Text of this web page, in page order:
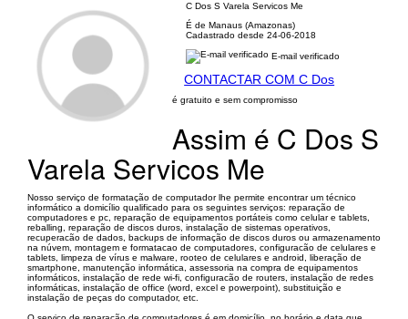
C Dos S Varela Servicos Me
É de Manaus (Amazonas)
Cadastrado desde 24-06-2018
E-mail verificado
CONTACTAR COM C Dos
é gratuito e sem compromisso
Assim é C Dos S
Varela Servicos Me
Nosso serviço de formatação de computador lhe permite encontrar um técnico
informático a domicílio qualificado para os seguintes serviços: reparação de
computadores e pc, reparação de equipamentos portáteis como celular e tablets,
reballing, reparação de discos duros, instalação de sistemas operativos,
recuperacão de dados, backups de informação de discos duros ou armazenamento
na núvem, montagem e formatacao de computadores, configuracão de celulares e
tablets, limpeza de vírus e malware, rooteo de celulares e android, liberação de
smartphone, manutenção informática, assessoria na compra de equipamentos
informáticos, instalação de rede wi-fi, configuracão de routers, instalação de redes
informáticas, instalação de office (word, excel e powerpoint), substituição e
instalação de peças do computador, etc.